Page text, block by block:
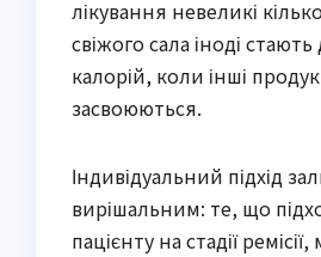
лікування невеликі
свіжого сала іноді
калорій, коли інші
засвоюються.
Індивідуальний підхід
вирішальним: те, що
пацієнту на стадії